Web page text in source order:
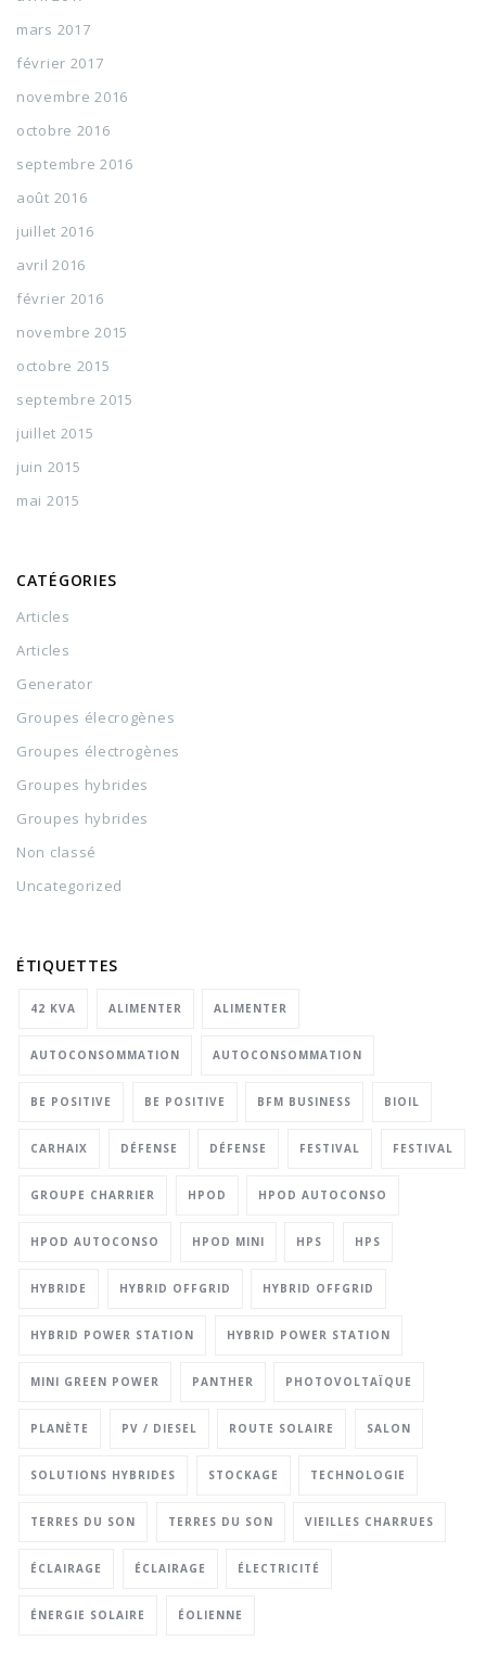
mars 2017
février 2017
novembre 2016
octobre 2016
septembre 2016
août 2016
juillet 2016
avril 2016
février 2016
novembre 2015
octobre 2015
septembre 2015
juillet 2015
juin 2015
mai 2015
CATÉGORIES
Articles
Articles
Generator
Groupes élecrogènes
Groupes électrogènes
Groupes hybrides
Groupes hybrides
Non classé
Uncategorized
ÉTIQUETTES
42 KVA ALIMENTER ALIMENTER
AUTOCONSOMMATION AUTOCONSOMMATION
BE POSITIVE BE POSITIVE BFM BUSINESS BIOIL
CARHAIX DÉFENSE DÉFENSE FESTIVAL FESTIVAL
GROUPE CHARRIER HPOD HPOD AUTOCONSO
HPOD AUTOCONSO HPOD MINI HPS HPS
HYBRIDE HYBRID OFFGRID HYBRID OFFGRID
HYBRID POWER STATION HYBRID POWER STATION
MINI GREEN POWER PANTHER PHOTOVOLTAÏQUE
PLANÈTE PV / DIESEL ROUTE SOLAIRE SALON
SOLUTIONS HYBRIDES STOCKAGE TECHNOLOGIE
TERRES DU SON TERRES DU SON VIEILLES CHARRUES
ÉCLAIRAGE ÉCLAIRAGE ÉLECTRICITÉ
ÉNERGIE SOLAIRE ÉOLIENNE